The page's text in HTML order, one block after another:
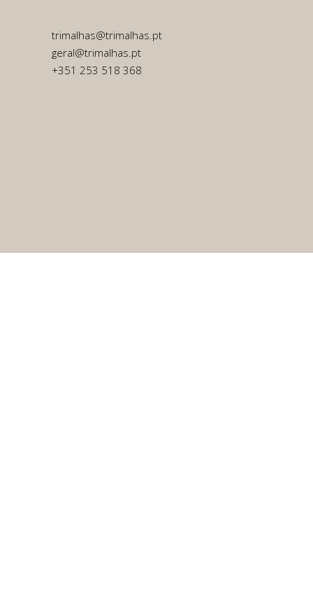
trimalhas@trimalhas.pt
geral@trimalhas.pt
+351 253 518 368